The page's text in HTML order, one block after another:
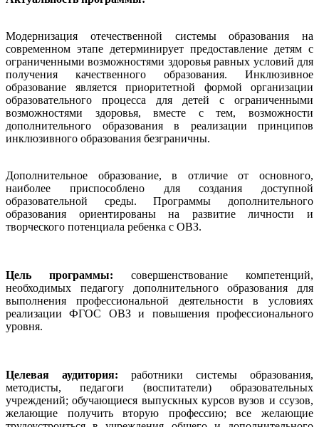
Модернизация отечественной системы образования на
современном этапе детерминирует предоставление детям с
ограниченными возможностями здоровья равных условий для
получения качественного образования. Инклюзивное
образование является приоритетной формой организации
образовательного процесса для детей с ограниченными
возможностями здоровья, вместе с тем, возможности
дополнительного образования в реализации принципов
инклюзивного образования безграничны.
Дополнительное образование, в отличие от основного,
наиболее приспособлено для создания доступной
образовательной среды. Программы дополнительного
образования ориентированы на развитие личности и
творческого потенциала ребенка с ОВЗ.
Цель программы: совершенствование компетенций,
необходимых педагогу дополнительного образования для
выполнения профессиональной деятельности в условиях
реализации ФГОС ОВЗ и повышения профессионального
уровня.
Целевая аудитория: работники системы образования,
методисты, педагоги (воспитатели) образовательных
учреждений; обучающиеся выпускных курсов вузов и ссузов,
желающие получить вторую профессию; все желающие